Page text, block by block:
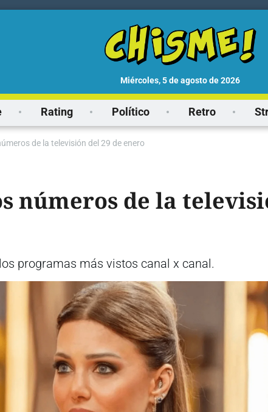
miércoles, 5 de agosto de 2026
Rating Político Retro
de la televisión del 29 de enero
números de la
programas más vistos canal x canal.